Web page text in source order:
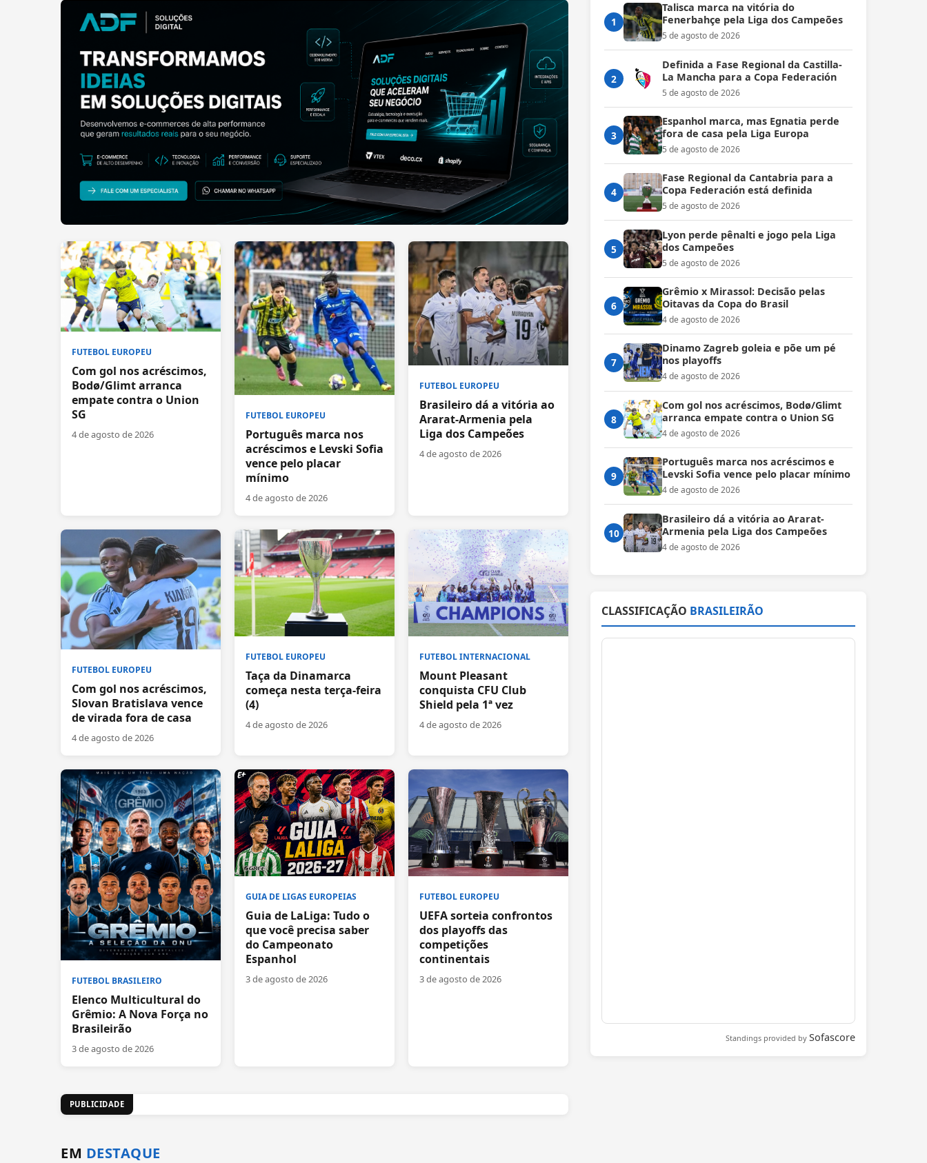
FUTEBOL EUROPEU
Com gol nos acréscimos,
Bodø/Glimt arranca
empate contra o Union
SG
4 de agosto de 2026
FUTEBOL EUROPEU
Português marca nos
acréscimos e Levski Sofia
vence pelo placar
mínimo
4 de agosto de 2026
FUTEBOL EUROPEU
Brasileiro dá a vitória ao
Ararat-Armenia pela
Liga dos Campeões
4 de agosto de 2026
FUTEBOL EUROPEU
Com gol nos acréscimos,
Slovan Bratislava vence
de virada fora de casa
4 de agosto de 2026
FUTEBOL EUROPEU
Taça da Dinamarca
começa nesta terça-feira
(4)
4 de agosto de 2026
FUTEBOL INTERNACIONAL
Mount Pleasant
conquista CFU Club
Shield pela 1ª vez
4 de agosto de 2026
FUTEBOL BRASILEIRO
Elenco Multicultural do
Grêmio: A Nova Força no
Brasileirão
3 de agosto de 2026
GUIA DE LIGAS EUROPEIAS
Guia de LaLiga: Tudo o
que você precisa saber
do Campeonato
Espanhol
3 de agosto de 2026
FUTEBOL EUROPEU
UEFA sorteia confrontos
dos playoffs das
competições
continentais
3 de agosto de 2026
PUBLICIDADE
EM DESTAQUE
1
Talisca marca na vitória do
Fenerbahçe pela Liga dos Campeões
5 de agosto de 2026
2
Definida a Fase Regional da Castilla-
La Mancha para a Copa Federación
5 de agosto de 2026
3
Espanhol marca, mas Egnatia perde
fora de casa pela Liga Europa
5 de agosto de 2026
4
Fase Regional da Cantabria para a
Copa Federación está definida
5 de agosto de 2026
5
Lyon perde pênalti e jogo pela Liga
dos Campeões
5 de agosto de 2026
6
Grêmio x Mirassol: Decisão pelas
Oitavas da Copa do Brasil
4 de agosto de 2026
7
Dinamo Zagreb goleia e põe um pé
nos playoffs
4 de agosto de 2026
8
Com gol nos acréscimos, Bodø/Glimt
arranca empate contra o Union SG
4 de agosto de 2026
9
Português marca nos acréscimos e
Levski Sofia vence pelo placar mínimo
4 de agosto de 2026
10
Brasileiro dá a vitória ao Ararat-
Armenia pela Liga dos Campeões
4 de agosto de 2026
CLASSIFICAÇÃO BRASILEIRÃO
Standings provided by Sofascore